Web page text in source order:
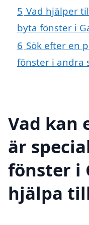
5 Vad hjälper
byta fönster i
6 Sök efter en
fönster i andra
Vad kan
är
fönster i
hjälpa